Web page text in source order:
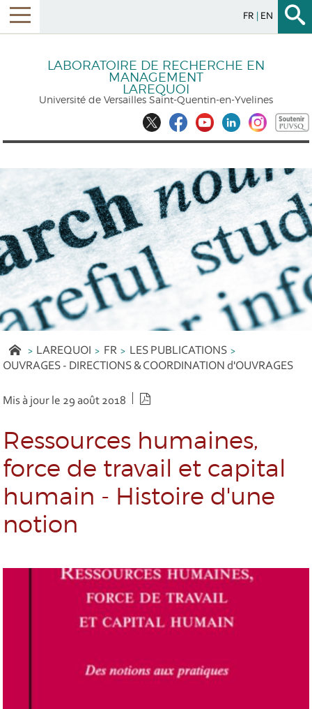
FR EN
LABORATOIRE DE RECHERCHE EN
MANAGEMENT
LAREQUOI
Université de Versailles Saint-Quentin-en-Yvelines
LAREQUOI FR
LES PUBLICATIONS
OUVRAGES - DIRECTIONS & COORDINATION d'OUVRAGES
Mis à jour le 29 août 2018
Ressources humaines,
force de travail et capital
humain - Histoire d'une
notion